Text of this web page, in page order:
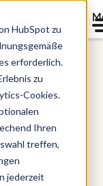
HubSpot zu
erforderlich.
zu
Cookies.
Ihren
treffen,
jederzeit
.